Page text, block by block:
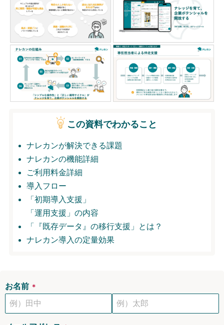
資料ダウンロード
無料トライアル
ログイン
この資料でわかること
ナレカンが解決できる課題
ナレカンの機能詳細
ご利用料金詳細
導入フロー
「初期導入支援」
「運用支援」の内容
「『既存データ』の移行支援」とは？
ナレカン導入の定量効果
お名前 ＊